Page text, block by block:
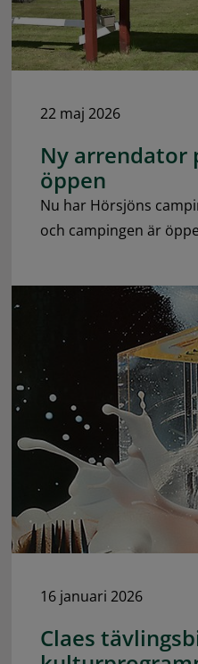
22 maj 2026
Ny arrendator
öppen
Nu har Hörsjöns
och campingen är
16 januari 2026
Claes